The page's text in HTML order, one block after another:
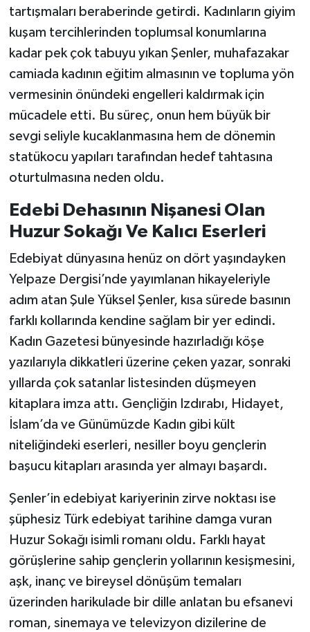
tartışmaları beraberinde getirdi. Kadınların giyim
kuşam tercihlerinden toplumsal konumlarına
kadar pek çok tabuyu yıkan Şenler, muhafazakar
camiada kadının eğitim almasının ve topluma yön
vermesinin önündeki engelleri kaldırmak için
mücadele etti. Bu süreç, onun hem büyük bir
sevgi seliyle kucaklanmasına hem de dönemin
statükocu yapıları tarafından hedef tahtasına
oturtulmasına neden oldu.
Edebi Dehasının Nişanesi Olan
Huzur Sokağı Ve Kalıcı Eserleri
Edebiyat dünyasına henüz on dört yaşındayken
Yelpaze Dergisi’nde yayımlanan hikayeleriyle
adım atan Şule Yüksel Şenler, kısa sürede basının
farklı kollarında kendine sağlam bir yer edindi.
Kadın Gazetesi bünyesinde hazırladığı köşe
yazılarıyla dikkatleri üzerine çeken yazar, sonraki
yıllarda çok satanlar listesinden düşmeyen
kitaplara imza attı. Gençliğin Izdırabı, Hidayet,
İslam’da ve Günümüzde Kadın gibi kült
niteliğindeki eserleri, nesiller boyu gençlerin
başucu kitapları arasında yer almayı başardı.
Şenler’in edebiyat kariyerinin zirve noktası ise
şüphesiz Türk edebiyat tarihine damga vuran
Huzur Sokağı isimli romanı oldu. Farklı hayat
görüşlerine sahip gençlerin yollarının kesişmesini,
aşk, inanç ve bireysel dönüşüm temaları
üzerinden harikulade bir dille anlatan bu efsanevi
roman, sinemaya ve televizyon dizilerine de